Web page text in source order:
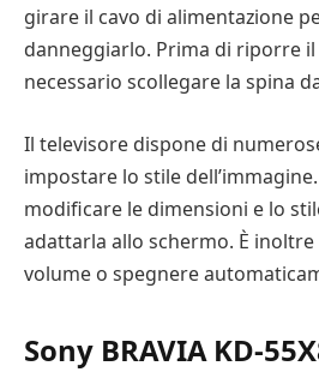
girare il cavo di alimentazione
danneggiarlo. Prima di riporre
necessario scollegare la spina
Il televisore dispone di
impostare lo stile
modificare le dimensioni e lo
adattarla allo schermo. È
volume o spegnere
Sony BRAVIA KD-